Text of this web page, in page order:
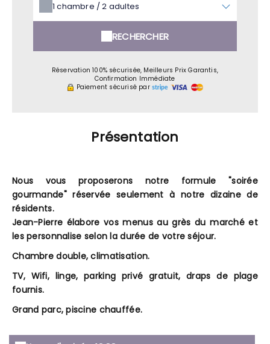
1chambre /2 adultes
RECHERCHER
Réservation 100% sécurisée, Meilleurs Prix Garantis,
Confirmation Immédiate
Paiement sécurisé par
Présentation
Nous vous proposerons notre formule "soirée
gourmande" réservée seulement à notre dizaine de
résidents.
Jean-Pierre élabore vos menus au grès du marché et
les personnalise selon la durée de votre séjour.
Chambre double, climatisation.
TV, Wifi, linge, parking privé gratuit, draps de plage
fournis.
Grand parc, piscine chauffée.